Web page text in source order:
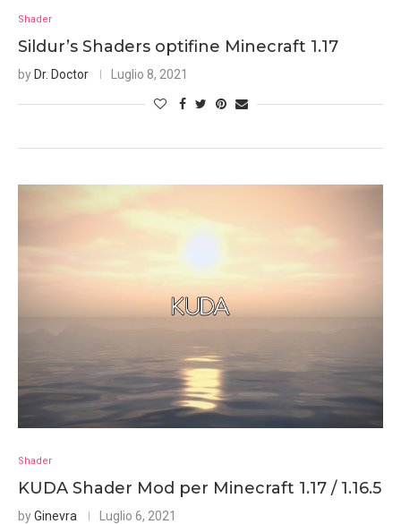
Shader
Sildur’s Shaders optifine Minecraft 1.17
by Dr. Doctor Luglio 8, 2021
Shader
KUDA Shader Mod per Minecraft 1.17 / 1.16.5
byGinevra Luglio 6, 2021